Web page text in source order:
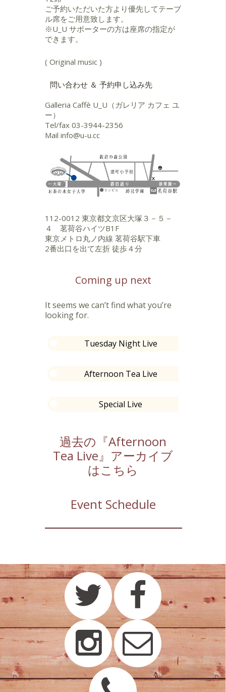
ご予約いただいた方より優先してテーブ
ル席をご用意致します。
※U_U サポーターの方は座席の指定が
できます。
( Original music )
問い合わせ ＆ 予約申し込み先
Galleria Caffè U_U（ガレリア カフェ ユ
ー）
Tel/fax 03-3944-2356
Mail info@u-u.cc
112-0012 東京都文京区大塚３－５－
４ 茗荷谷ハイツB1F
東京メトロ丸ノ内線 茗荷谷駅下車
2番出口を出て左折 徒歩４分
Coming up next
It seems we can’t find what you’re
looking for.
Tuesday Night Live
Afternoon Tea Live
Special Live
過去の『Afternoon
Tea Live』アーカイブ
はこちら
Event Schedule